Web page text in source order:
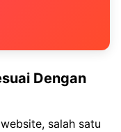
Dengan
salah satu